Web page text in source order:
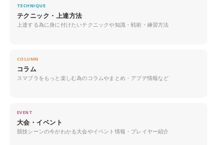
TECHNIQUE
テクニック・上達方法
上達する為に身に付けたいテクニックや知識・戦術・練習方法
COLUMN
コラム
スマブラをもっと楽しむ為のコラムやまとめ・アプデ情報など
EVENT
大会・イベント
競技シーンの今がわかる大会やイベント情報・プレイヤー紹介